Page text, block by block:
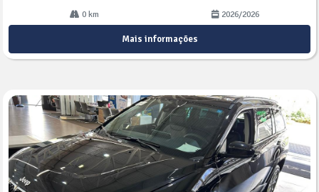
0 km 2026/2026
Mais informações